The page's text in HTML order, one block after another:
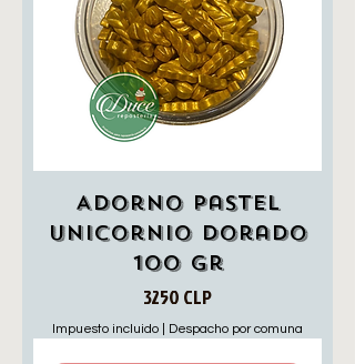
Adorno pastel
unicornio dorado
100 gr
Precio
3250 CLP
Impuesto incluido Despacho por comuna